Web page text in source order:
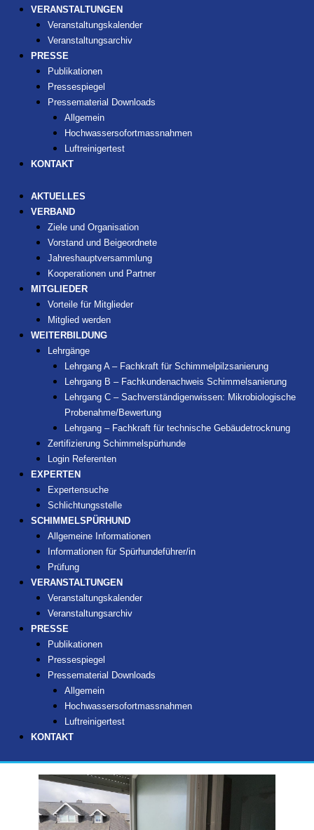
VERANSTALTUNGEN
Veranstaltungskalender
Veranstaltungsarchiv
PRESSE
Publikationen
Pressespiegel
Pressematerial Downloads
Allgemein
Hochwassersofortmassnahmen
Luftreinigertest
KONTAKT
AKTUELLES
VERBAND
Ziele und Organisation
Vorstand und Beigeordnete
Jahreshauptversammlung
Kooperationen und Partner
MITGLIEDER
Vorteile für Mitglieder
Mitglied werden
WEITERBILDUNG
Lehrgänge
Lehrgang A – Fachkraft für Schimmelpilzsanierung
Lehrgang B – Fachkundenachweis Schimmelsanierung
Lehrgang C – Sachverständigenwissen: Mikrobiologische
Probenahme/Bewertung
Lehrgang – Fachkraft für technische Gebäudetrocknung
Zertifizierung Schimmelspürhunde
Login Referenten
EXPERTEN
Expertensuche
Schlichtungsstelle
SCHIMMELSPÜRHUND
Allgemeine Informationen
Informationen für Spürhundeführer/in
Prüfung
VERANSTALTUNGEN
Veranstaltungskalender
Veranstaltungsarchiv
PRESSE
Publikationen
Pressespiegel
Pressematerial Downloads
Allgemein
Hochwassersofortmassnahmen
Luftreinigertest
KONTAKT